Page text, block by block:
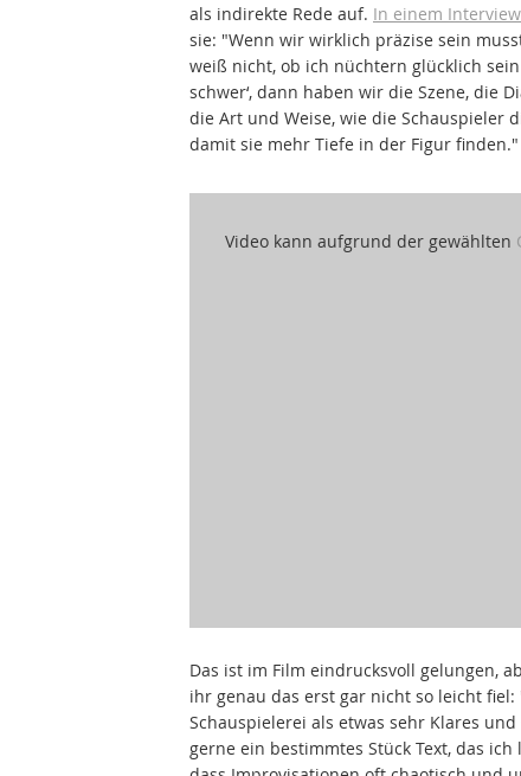
als indirekte Rede auf. In einem
sie: "Wenn wir wirklich präzise sein
weiß nicht, ob ich nüchtern glücklich
schwer‘, dann haben wir die Szene, die
die Art und Weise, wie die Schauspieler
damit sie mehr Tiefe in der Figur finden."
Video kann aufgrund der gewählten
Das ist im Film eindrucksvoll gelungen,
ihr genau das erst gar nicht so leicht
Schauspielerei als etwas sehr Klares
gerne ein bestimmtes Stück Text, das